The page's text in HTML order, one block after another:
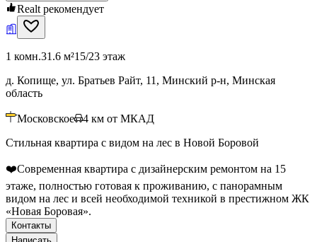
Realt рекомендует
1 комн.31.6 м²15/23 этаж
д. Копище, ул. Братьев Райт, 11, Минский р-н, Минская
область
Московское 4 км от МКАД
Стильная квартира с видом на лес в Новой Боровой
❤️Современная квартира с дизайнерским ремонтом на 15
этаже, полностью готовая к проживанию, с панорамным
видом на лес и всей необходимой техникой в престижном ЖК
«Новая Боровая».
Контакты
Написать